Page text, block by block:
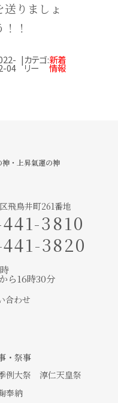
送りましょ
！！
04
|カテゴ
リー
:新着
情報
・上昇氣運の神
飛鳥井町261番地
3810
441-3820
ら16時30分
合わせ
・祭事
例大祭 淳仁天皇祭
奉納